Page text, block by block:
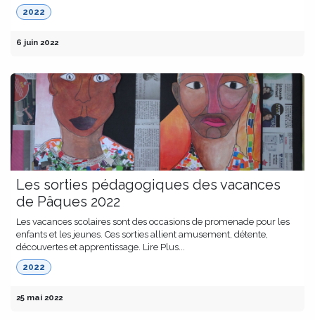
2022
6 juin 2022
Les sorties pédagogiques des vacances
de Pâques 2022
Les vacances scolaires sont des occasions de promenade pour les
enfants et les jeunes. Ces sorties allient amusement, détente,
découvertes et apprentissage. Lire Plus...
2022
25 mai 2022